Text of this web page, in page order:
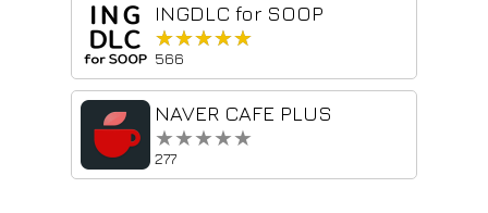
INGDLC for SOOP
★★★★★
★★★★★
566
NAVER CAFE PLUS
★★★★★
★★★★★
277